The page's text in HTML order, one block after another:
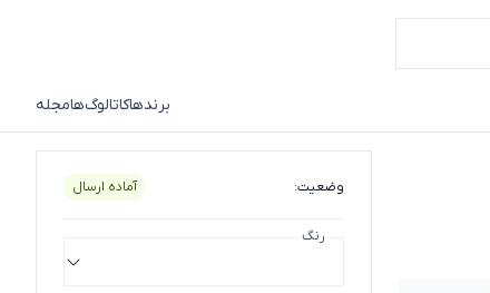
برندهاکاتالوگ‌هامجله
وضعیت: آماده ارسال
رنگ